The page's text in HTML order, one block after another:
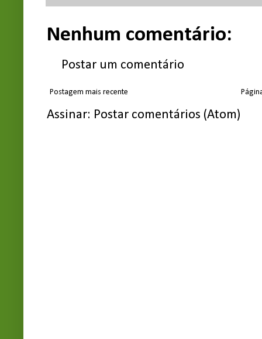
Nenhum comentário:
Postar um comentário
Postagem mais recente
Assinar: Postar comentários (Atom)